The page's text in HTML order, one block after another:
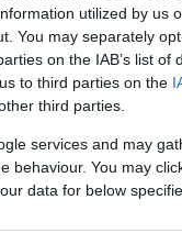
utilized by us
You may separately
on the IAB’s list of
to third parties on the
third parties.
services and may
behaviour. You may
data for below